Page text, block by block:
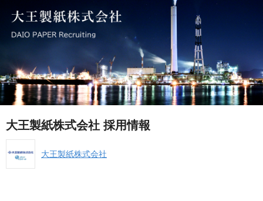
大王製紙株式会社 採用情報
大王製紙株式会社